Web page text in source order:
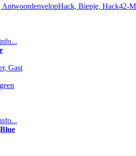
AntwoordenvelopHack, Biepje, Hack42-
Gast